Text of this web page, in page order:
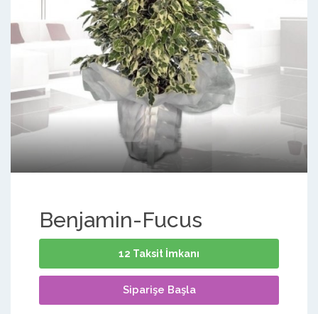
Benjamin-Fucus
12 Taksit İmkanı
Siparişe Başla